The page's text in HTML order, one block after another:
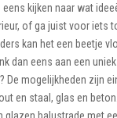
eens kijken naar wat
of ga juist voor iets
kan het een beetje
dan eens aan een
De mogelijkheden zijn
en staal, glas en
glazen balustrade met